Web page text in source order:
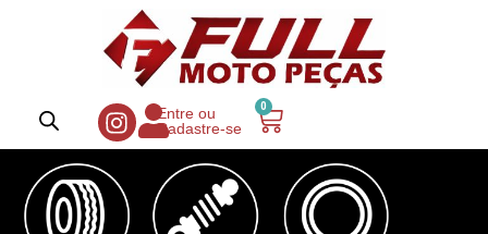
Entre ou
Cadastre-se
0